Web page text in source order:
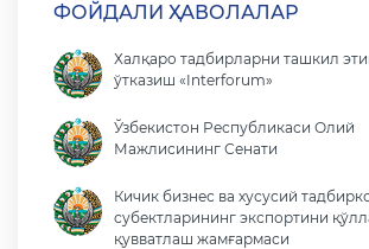
ФОЙДАЛИ ҲАВОЛАЛАР
Халқаро тадбирларни ташкил
ўтказиш «Interforum»
Ўзбекистон Республикаси Олий
Мажлисининг Сенати
Кичик бизнес ва хусусий
субектларининг экспортини
қувватлаш жамғармаси